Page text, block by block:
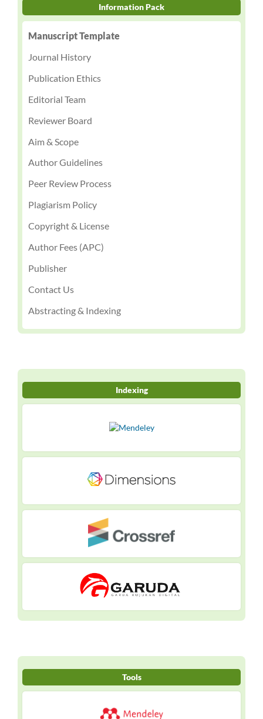
Information Pack
Manuscript Template
Journal History
Publication Ethics
Editorial Team
Reviewer Board
Aim & Scope
Author Guidelines
Peer Review Process
Plagiarism Policy
Copyright & License
Author Fees (APC)
Publisher
Contact Us
Abstracting & Indexing
Indexing
Tools